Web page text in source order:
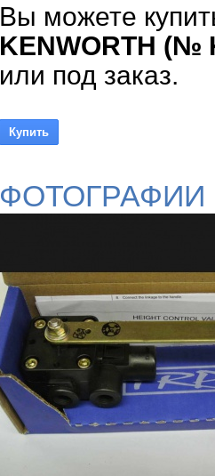
Вы можете
KENWORTH (№
или под заказ.
ФОТОГРАФИИ